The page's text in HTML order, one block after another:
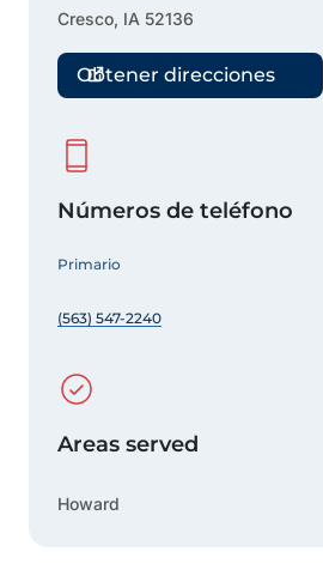
Cresco, IA 52136
Obtener direcciones
Números de teléfono
Primario
(563) 547-2240
Areas served
Howard